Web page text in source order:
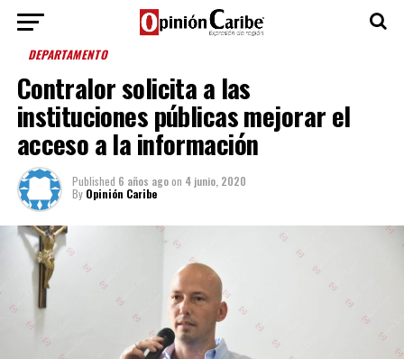
DEPARTAMENTO
Contralor solicita a las
instituciones públicas mejorar el
acceso a la información
Published 6 años agoon 4 junio, 2020
By Opinión Caribe